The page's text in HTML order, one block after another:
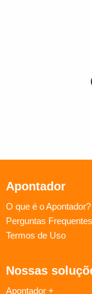
Apontador
O que é o Apontador?
Perguntas Frequentes
Termos de Uso
Nossas
Apontador +